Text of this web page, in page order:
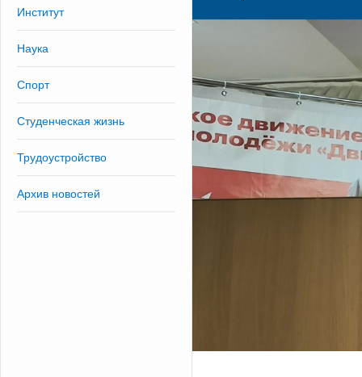
Институт
Наука
Спорт
Студенческая жизнь
Трудоустройство
Архив новостей